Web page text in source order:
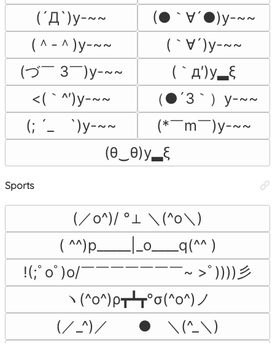
(´Д`)y-~~
(●｀∀´●)y-~~
(＾-＾)y-~~
(｀∀´)y-~~
(づ￣ 3￣)y-~~
(｀д′)y▂ξ
<(｀^′)y-~~
（●´3｀）y-~~
(; ´_ゝ`)y-~~
(*￣m￣)y-~~
(θ‿θ)y▂ξ
Sports
(／o^)/ °⊥ ＼(^o＼)
( ^^)p_____|_o____q(^^ )
!(;ﾟoﾟ)o/￣￣￣￣￣￣￣~ >ﾟ))))彡
ヽ(^o^)ρ┳┻┳°σ(^o^)ノ
(／_^)／　　●　＼(^_＼)